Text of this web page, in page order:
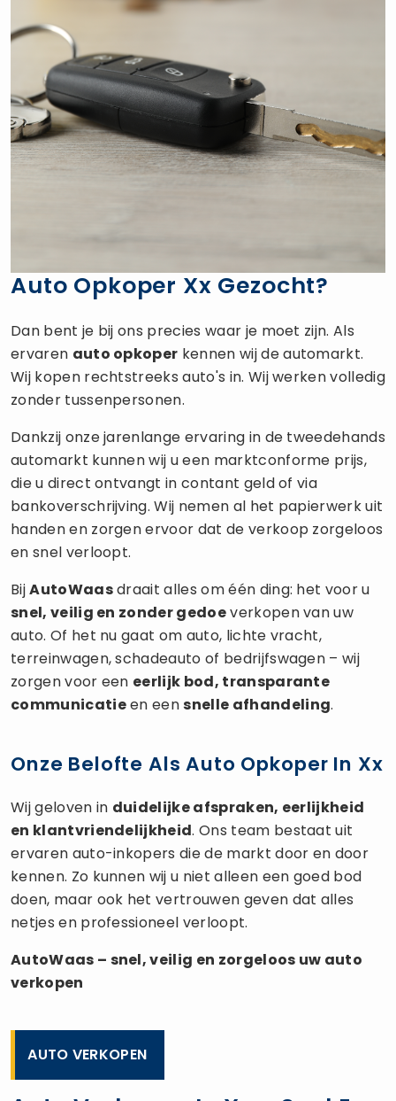
Auto Opkoper Xx Gezocht?
Dan bent je bij ons precies waar je moet zijn. Als
ervaren auto opkoper kennen wij de automarkt.
Wij kopen rechtstreeks auto's in. Wij werken volledig
zonder tussenpersonen.
Dankzij onze jarenlange ervaring in de tweedehands
automarkt kunnen wij u een marktconforme prijs,
die u direct ontvangt in contant geld of via
bankoverschrijving. Wij nemen al het papierwerk uit
handen en zorgen ervoor dat de verkoop zorgeloos
en snel verloopt.
BijAutoWaasdraait alles om één ding: het voor u
snel, veilig en zonder gedoeverkopen van uw
auto. Of het nu gaat om auto, lichte vracht,
terreinwagen, schadeauto of bedrijfswagen – wij
zorgen voor een eerlijk bod, transparante
communicatieen eensnelle afhandeling.
Onze Belofte Als Auto Opkoper In Xx
Wij geloven in duidelijke afspraken, eerlijkheid
en klantvriendelijkheid. Ons team bestaat uit
ervaren auto-inkopers die de markt door en door
kennen. Zo kunnen wij u niet alleen een goed bod
doen, maar ook het vertrouwen geven dat alles
netjes en professioneel verloopt.
AutoWaas – snel, veilig en zorgeloos uw auto
verkopen
AUTO VERKOPEN